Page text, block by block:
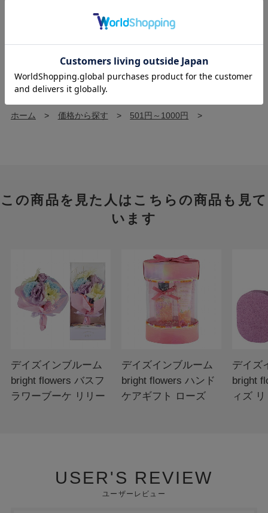
ORIGINAL >
デイズインブルーム
香りから探す > フローラル >
ホーム > アイテムから探す >
バス（ソープ・入浴剤）
>
バスコンフェッティー/フラワー
ホーム > 価格から探す > 501円～1000円 >
この商品を見た人はこちらの商品も見て
います
デイズインブルーム
bright flowers バスフ
ラワーブーケ リリー
デイズインブルーム
bright flowers ハンド
ケアギフト ローズ
デイズ
bright
ィズ
USER'S REVIEW
ユーザーレビュー